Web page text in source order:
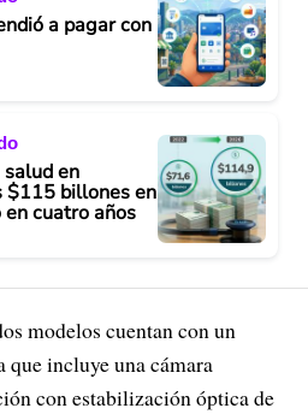
a pagar con
en
$115 billones en
cuatro años
modelos cuentan con un
que incluye una cámara
con estabilización óptica de